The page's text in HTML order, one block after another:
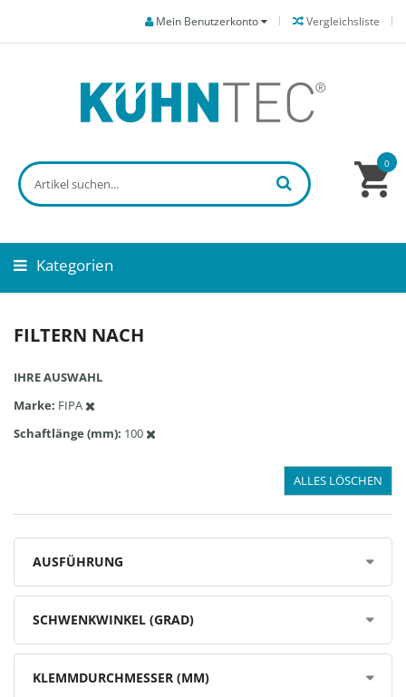
Vergleichsliste
Mein Benutzerkonto
0
Kategorien
FILTERN NACH
IHRE AUSWAHL
Marke FIPA
Schaftlänge (mm) 100
ALLES LÖSCHEN
AUSFÜHRUNG
SCHWENKWINKEL (GRAD)
KLEMMDURCHMESSER (MM)